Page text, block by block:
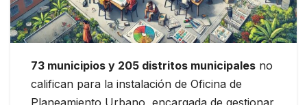
73 municipios y 205 distritos municipales no
califican para la instalación de Oficina de